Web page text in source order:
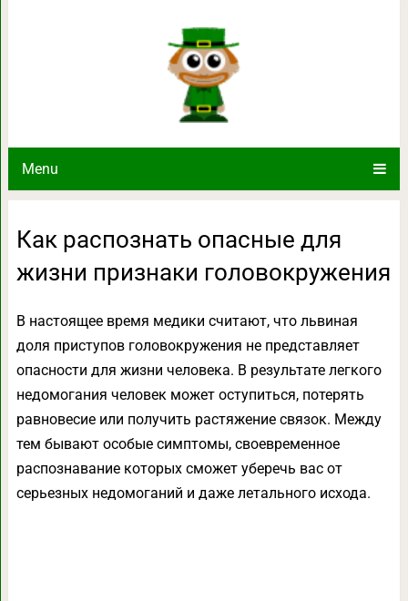
Menu
Как распознать опасные для
Как распознать опасные для
жизни признаки головокружения
В настоящее время медики считают, что львиная
доля приступов головокружения не представляет
опасности для жизни человека. В результате легкого
недомогания человек может оступиться, потерять
равновесие или получить растяжение связок. Между
тем бывают особые симптомы, своевременное
распознавание которых сможет уберечь вас от
серьезных недомоганий и даже летального исхода.